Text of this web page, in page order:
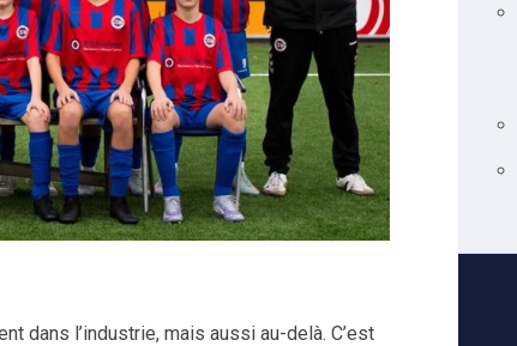
dans l’industrie, mais aussi au-delà. C’est